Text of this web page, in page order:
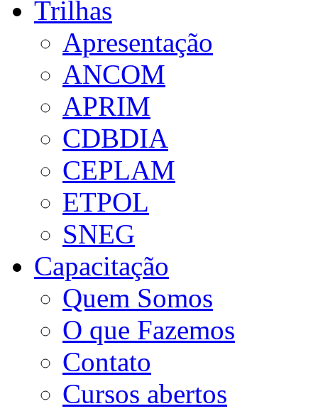
Trilhas
Apresentação
ANCOM
APRIM
CDBDIA
CEPLAM
ETPOL
SNEG
Capacitação
Quem Somos
O que Fazemos
Contato
Cursos abertos